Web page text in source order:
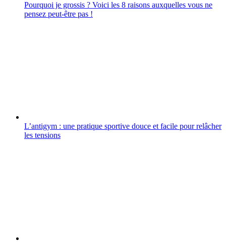
Pourquoi je grossis ? Voici les 8 raisons auxquelles vous ne
pensez peut-être pas !
L’antigym : une pratique sportive douce et facile pour relâcher
les tensions